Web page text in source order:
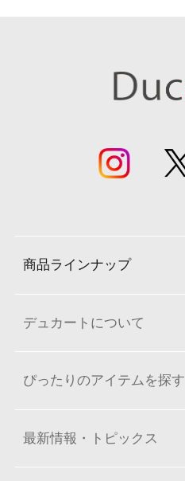
商品ラインナップ
デュカートについて
ぴったりのアイテムを探す
最新情報・トピックス